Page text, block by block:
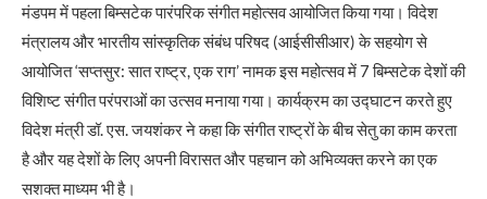
मंडपम में पहला बिम्सटेक पारंपरिक संगीत महोत्सव आयोजित किया गया। विदेश
मंत्रालय और भारतीय सांस्कृतिक संबंध परिषद (आईसीसीआर) के सहयोग से
आयोजित ‘सप्तसुर: सात राष्ट्र, एक राग’ नामक इस महोत्सव में 7 बिम्सटेक देशों की
विशिष्ट संगीत परंपराओं का उत्सव मनाया गया। कार्यक्रम का उद्घाटन करते हुए
विदेश मंत्री डॉ. एस. जयशंकर ने कहा कि संगीत राष्ट्रों के बीच सेतु का काम करता
है और यह देशों के लिए अपनी विरासत और पहचान को अभिव्यक्त करने का एक
सशक्त माध्यम भी है।